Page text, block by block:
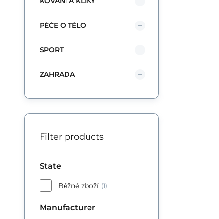
PÉČE O TĚLO
SPORT
ZAHRADA
Filter products
State
Běžné zboží (1)
Manufacturer